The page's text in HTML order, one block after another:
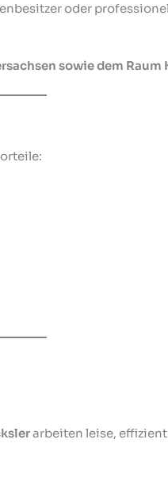
oder
sowie dem Raum
arbeiten leise,